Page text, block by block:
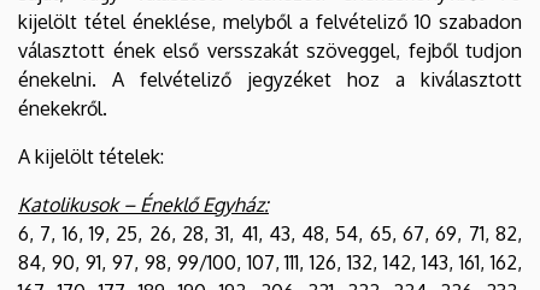
kijelölt tétel éneklése, melyből a felvételiző 10 szabadon
választott ének első versszakát szöveggel, fejből tudjon
énekelni. A felvételiző jegyzéket hoz a kiválasztott
énekekről.
A kijelölt tételek:
Katolikusok – Éneklő Egyház:
6, 7, 16, 19, 25, 26, 28, 31, 41, 43, 48, 54, 65, 67, 69, 71, 82,
84, 90, 91, 97, 98, 99/100, 107, 111, 126, 132, 142, 143, 161, 162,